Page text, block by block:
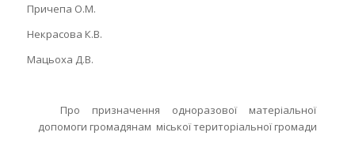
Причепа О.М.
Некрасова К.В.
Мацьоха Д.В.
Про призначення одноразової матеріальної
допомоги громадянам міської територіальної громади